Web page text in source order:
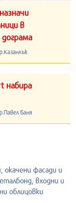
в
набира
Баня
окачени фасади и
входни и
облицовки